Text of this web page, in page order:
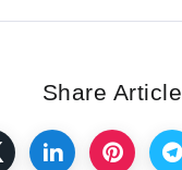
Share Article